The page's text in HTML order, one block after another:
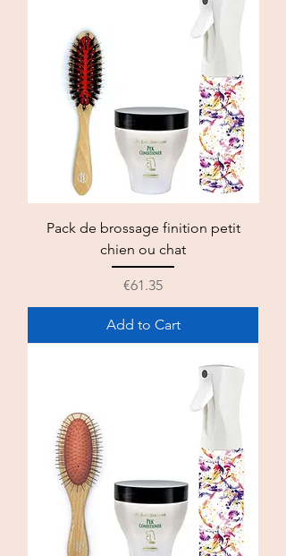
Pack de brossage finition petit
chien ou chat
Price
€61.35
Add to Cart